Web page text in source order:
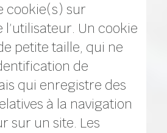
cookie(s) sur
l’utilisateur. Un cookie
petite taille, qui ne
de
qui enregistre des
à la navigation
sur un site. Les